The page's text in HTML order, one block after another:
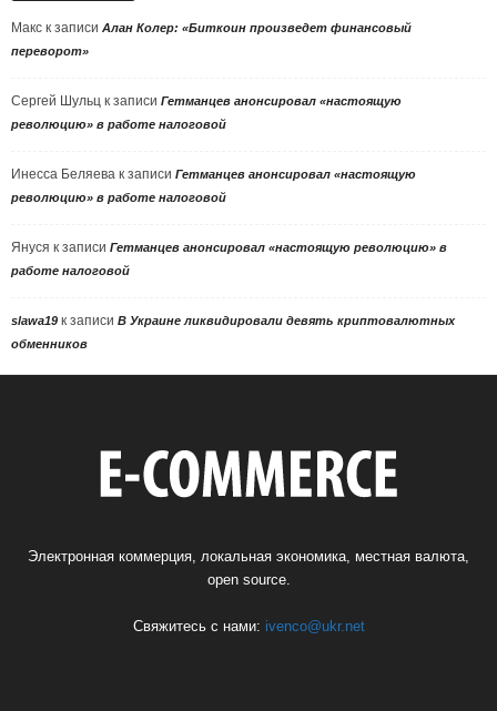
Макс к записи Алан Колер: «Биткоин произведет финансовый
переворот»
Сергей Шульц к записи Гетманцев анонсировал «настоящую
революцию» в работе налоговой
Инесса Беляева к записи Гетманцев анонсировал «настоящую
революцию» в работе налоговой
Януся к записи Гетманцев анонсировал «настоящую революцию» в
работе налоговой
slawa19 к записи В Украине ликвидировали девять криптовалютных
обменников
Электронная коммерция, локальная экономика, местная валюта,
open source.
Свяжитесь с нами: ivenco@ukr.net